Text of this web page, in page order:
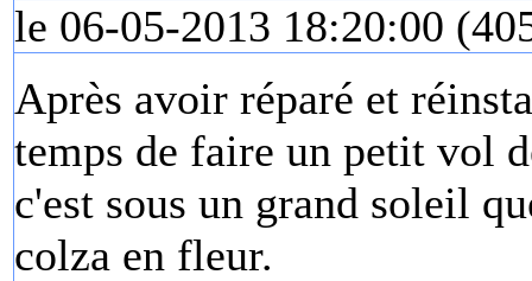
le 06-05-2013 18:20:00 (
Après avoir réparé et
temps de faire un petit vol
c'est sous un grand soleil
colza en fleur.